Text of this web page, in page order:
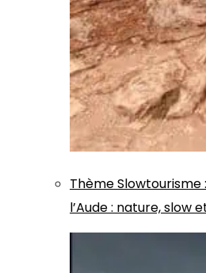
ThèmeSlowtourisme:
l’Aude : nature, slow